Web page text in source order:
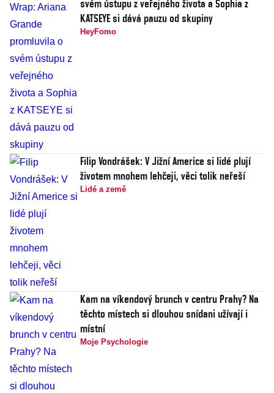
svém ústupu z veřejného života a Sophia z
KATSEYE si dává pauzu od skupiny
HeyFomo
Filip Vondrášek: V Jižní Americe si lidé plují
životem mnohem lehčeji, věci tolik neřeší
Lidé a země
Kam na víkendový brunch v centru Prahy? Na
těchto místech si dlouhou snídani užívají i
místní
Moje Psychologie